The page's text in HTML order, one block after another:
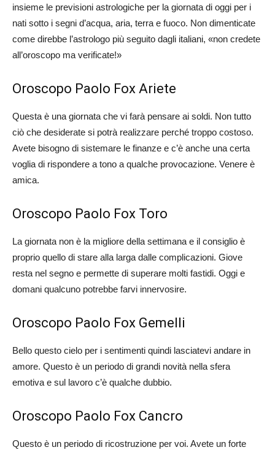
insieme le previsioni astrologiche per la giornata di oggi per i
nati sotto i segni d’acqua, aria, terra e fuoco. Non dimenticate
come direbbe l’astrologo più seguito dagli italiani, «non credete
all’oroscopo ma verificate!»
Oroscopo Paolo Fox Ariete
Questa è una giornata che vi farà pensare ai soldi. Non tutto
ciò che desiderate si potrà realizzare perché troppo costoso.
Avete bisogno di sistemare le finanze e c’è anche una certa
voglia di rispondere a tono a qualche provocazione. Venere è
amica.
Oroscopo Paolo Fox Toro
La giornata non è la migliore della settimana e il consiglio è
proprio quello di stare alla larga dalle complicazioni. Giove
resta nel segno e permette di superare molti fastidi. Oggi e
domani qualcuno potrebbe farvi innervosire.
Oroscopo Paolo Fox Gemelli
Bello questo cielo per i sentimenti quindi lasciatevi andare in
amore. Questo è un periodo di grandi novità nella sfera
emotiva e sul lavoro c’è qualche dubbio.
Oroscopo Paolo Fox Cancro
Questo è un periodo di ricostruzione per voi. Avete un forte